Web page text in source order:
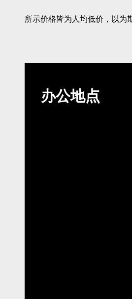
所示价格皆为人均低价，以为
办公地点